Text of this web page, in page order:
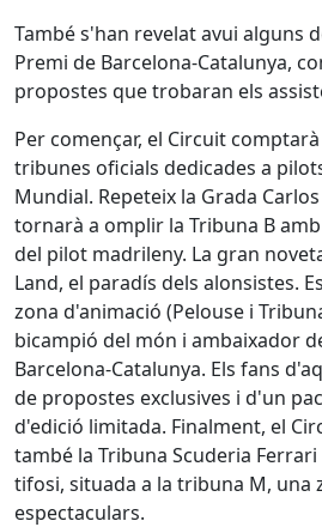
També s'han revelat avui alguns
Premi de Barcelona-Catalunya,
propostes que trobaran els
Per començar, el Circuit
tribunes oficials dedicades a
Mundial. Repeteix la Grada
tornarà a omplir la Tribuna B
del pilot madrileny. La gran
Land, el paradís dels alonsistes.
zona d'animació (Pelouse i
bicampió del món i ambaixador
Barcelona-Catalunya. Els fans
de propostes exclusives i d'un
d'edició limitada. Finalment, el
també la Tribuna Scuderia
tifosi, situada a la tribuna M, una
espectaculars.